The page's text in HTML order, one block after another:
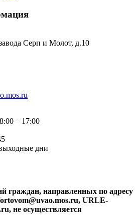
Серп и Молот, д.10
– 17:00
дни
граждан, направленных по адресу
URLE-
не осуществляется